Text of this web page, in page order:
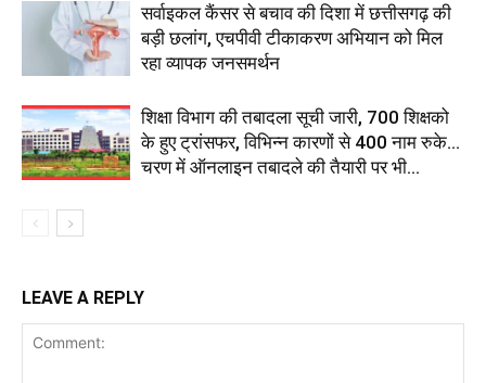
सर्वाइकल कैंसर से बचाव की दिशा में छत्तीसगढ़ की
बड़ी छलांग, एचपीवी टीकाकरण अभियान को मिल
रहा व्यापक जनसमर्थन
शिक्षा विभाग की तबादला सूची जारी, 700 शिक्षको
के हुए ट्रांसफर, विभिन्न कारणों से 400 नाम रुके…
चरण में ऑनलाइन तबादले की तैयारी पर भी...
LEAVE A REPLY